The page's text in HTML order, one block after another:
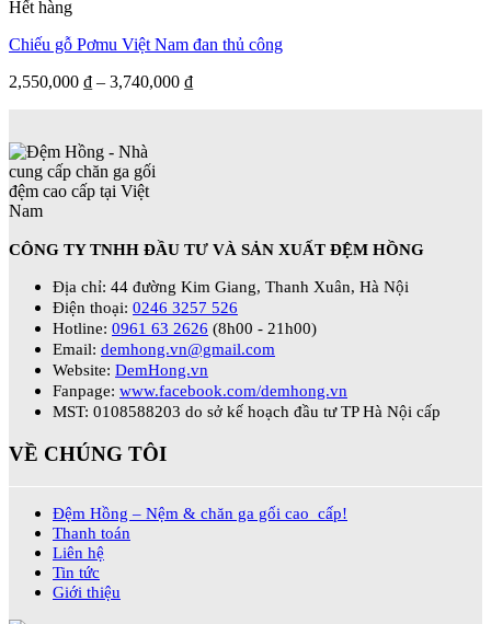
Hết hàng
Chiếu gỗ Pơmu Việt Nam đan thủ công
2,550,000 ₫ – 3,740,000 ₫
CÔNG TY TNHH ĐẦU TƯ VÀ SẢN XUẤT ĐỆM HỒNG
Địa chỉ: 44 đường Kim Giang, Thanh Xuân, Hà Nội
Điện thoại: 0246 3257 526
Hotline: 0961 63 2626 (8h00 - 21h00)
Email: demhong.vn@gmail.com
Website: DemHong.vn
Fanpage: www.facebook.com/demhong.vn
MST: 0108588203 do sở kế hoạch đầu tư TP Hà Nội cấp
VỀ CHÚNG TÔI
Đệm Hồng – Nệm & chăn ga gối cao cấp!
Thanh toán
Liên hệ
Tin tức
Giới thiệu